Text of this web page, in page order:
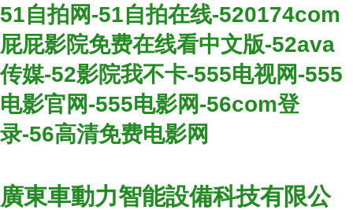
51自拍网-51自拍在线-520174com
屁屁影院免费在线看中文版-52ava
传媒-52影院我不卡-555电视网-555
电影官网-555电影网-56com登
录-56高清免费电影网
廣東車動力智能設備科技有限公